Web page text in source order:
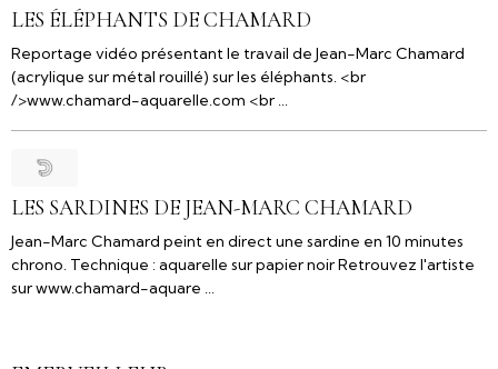
LES ÉLÉPHANTS DE CHAMARD
Reportage vidéo présentant le travail de Jean-Marc Chamard
(acrylique sur métal rouillé) sur les éléphants. <br
/>www.chamard-aquarelle.com <br ...
LES SARDINES DE JEAN-MARC CHAMARD
Jean-Marc Chamard peint en direct une sardine en 10 minutes
chrono. Technique : aquarelle sur papier noir Retrouvez l'artiste
sur www.chamard-aquare ...